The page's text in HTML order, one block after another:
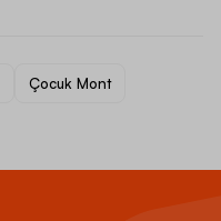
Çocuk Mont